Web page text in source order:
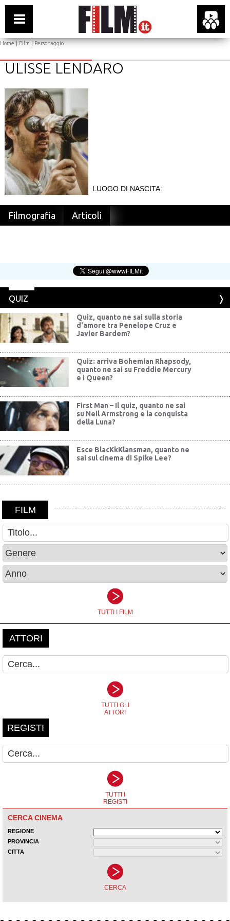
Home|Film| Personaggio
ULISSE LENDARO
LUOGO DI NASCITA:
Filmografia Articoli
QUIZ
Quiz, quanto ne sai sulla storia
d'amore tra Penelope Cruz e
Javier Bardem?
Quiz: arriva Bohemian Rhapsody,
quanto ne sai su Freddie Mercury
e i Queen?
First Man – Il quiz, quanto ne sai
su Neil Armstrong e la conquista
della Luna?
Esce BlacKkKlansman, quanto ne
sai sul cinema di Spike Lee?